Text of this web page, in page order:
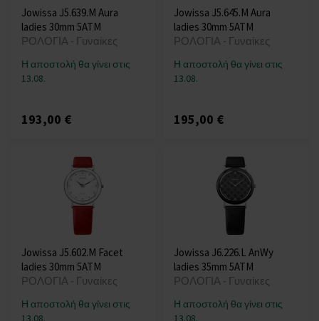
Jowissa J5.639.M Aura
ladies 30mm 5ATM
ΡΟΛΟΓΙΑ - Γυναίκες
Η αποστολή θα γίνει στις
13.08.
193,00 €
Jowissa J5.645.M Aura
ladies 30mm 5ATM
ΡΟΛΟΓΙΑ - Γυναίκες
Η αποστολή θα γίνει στις
13.08.
195,00 €
Jowissa J5.602.M Facet
ladies 30mm 5ATM
ΡΟΛΟΓΙΑ - Γυναίκες
Η αποστολή θα γίνει στις
Jowissa J6.226.L AnWy
ladies 35mm 5ATM
ΡΟΛΟΓΙΑ - Γυναίκες
Η αποστολή θα γίνει στις